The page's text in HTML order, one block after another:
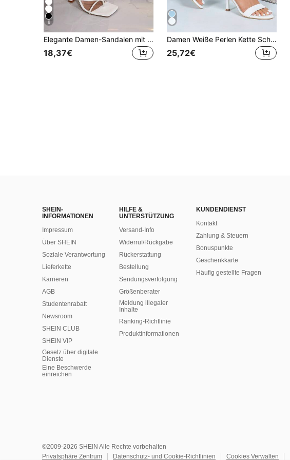
6
Elegante Damen-Sandalen mit Wickelriemen und Alligator-Prägung, geeignet für Gala, Firmenfeier, Hochzeitsgast, Schwarz/Weiß, Synthetikmaterial, bequeme Riemen, Blockabsatz für langes Tragen, Satin-Maxikleid, Quiet Luxury
18,37€
Damen Weiße Perlen Kette Schleife Dekor Quadratische Zehenkappe Knöchelriemen Stiletto High Heel Sandalen, süß & elegant für Hochzeit, Party, Frühling/Sommer Abendkleid
25,72€
SHEIN-
INFORMATIONEN
Impressum
Über SHEIN
Soziale Verantwortung
Lieferkette
Karrieren
AGB
Studentenrabatt
Newsroom
SHEIN CLUB
SHEIN VIP
Gesetz über digitale
Dienste
Eine Beschwerde
einreichen
HILFE &
UNTERSTÜTZUNG
Versand-Info
Widerruf/Rückgabe
Rückerstattung
Bestellung
Sendungsverfolgung
Größenberater
Meldung illegaler
Inhalte
Ranking-Richtlinie
​Produktinformationen
KUNDENDIENST
Kontakt
Zahlung & Steuern
Bonuspunkte
Geschenkkarte
Häufig gestellte Fragen
©2009-2026 SHEIN Alle Rechte vorbehalten
Privatsphäre Zentrum
Datenschutz- und Cookie-Richtlinien Cookies Verwalten